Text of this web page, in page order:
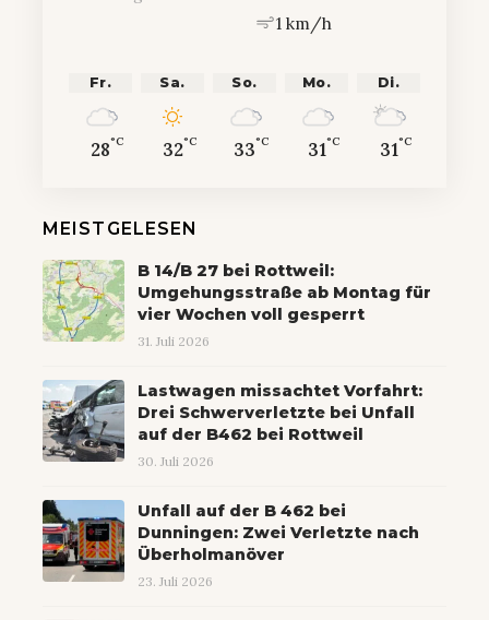
1 km/h
Fr.
28°C
Sa.
32°C
So.
33°C
Mo.
31°C
Di.
31°C
MEISTGELESEN
B 14/B 27 bei Rottweil:
Umgehungsstraße ab Montag für
vier Wochen voll gesperrt
31. Juli 2026
Lastwagen missachtet Vorfahrt:
Drei Schwerverletzte bei Unfall
auf der B462 bei Rottweil
30. Juli 2026
Unfall auf der B 462 bei
Dunningen: Zwei Verletzte nach
Überholmanöver
23. Juli 2026